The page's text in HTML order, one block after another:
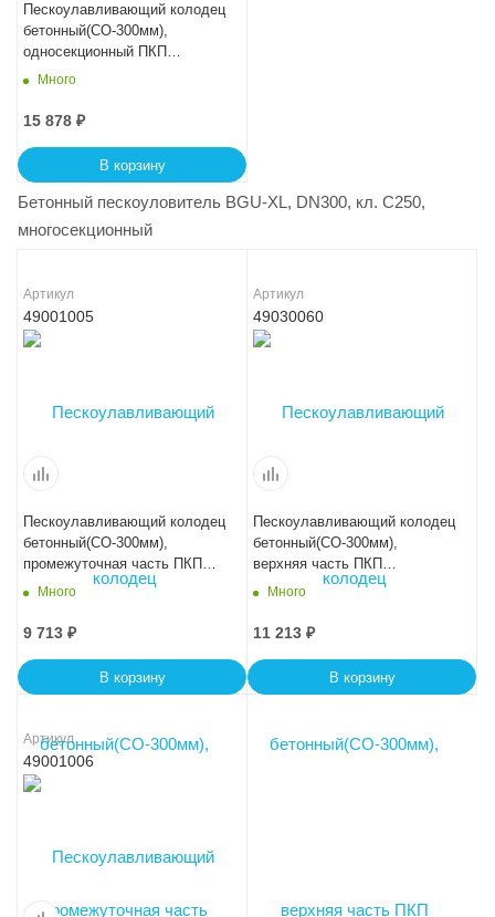
Пескоулавливающий колодец
бетонный(СО-300мм),
односекционный ПКП
50.44(30).90(85) - BGU-XL
Много
15 878 ₽
В корзину
Бетонный пескоуловитель BGU-XL, DN300, кл. C250,
многосекционный
Артикул
49001005
Пескоулавливающий колодец
бетонный(СО-300мм),
промежуточная часть ПКП
56.49(30).52
Много
9 713 ₽
В корзину
Артикул
49030060
Пескоулавливающий колодец
бетонный(СО-300мм),
верхняя часть ПКП
50.44(30).60- BGU-XL
Много
11 213 ₽
В корзину
Артикул
49001006